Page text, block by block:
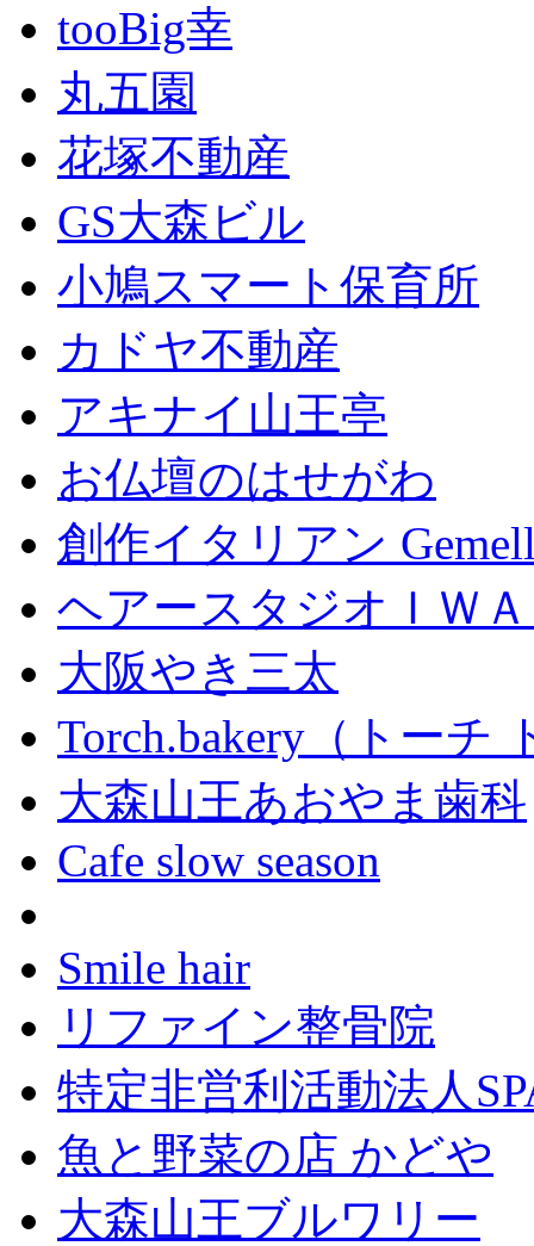
tooBig幸
丸五園
花塚不動産
GS大森ビル
小鳩スマート保育所
カドヤ不動産
アキナイ山王亭
お仏壇のはせがわ
創作イタリアン
ヘアースタジオＩＷ
大阪やき三太
Torch.bakery（トーチ
大森山王あおやま歯科
Cafe slow season
Smile hair
リファイン整骨院
特定非営利活動法人
魚と野菜の店 かどや
大森山王ブルワリー